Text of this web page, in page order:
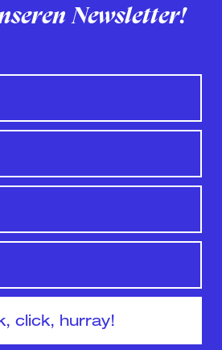
Newsletter!